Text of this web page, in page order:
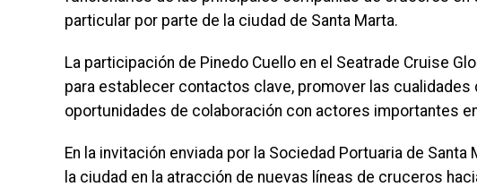
particular por parte de la ciudad de Santa Marta.
La participación de Pinedo Cuello en el Seatrade Cruise
para establecer contactos clave, promover las
oportunidades de colaboración con actores importantes
En la invitación enviada por la Sociedad Portuaria de
la ciudad en la atracción de nuevas líneas de cruceros